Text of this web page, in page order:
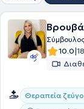
10.0|
Θεραπεία